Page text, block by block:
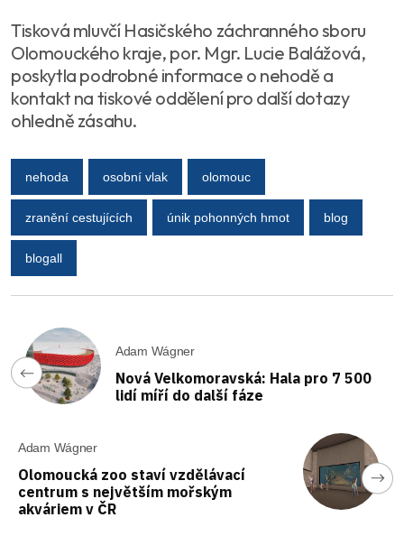
Tisková mluvčí Hasičského záchranného sboru
Olomouckého kraje, por. Mgr. Lucie Balážová,
poskytla podrobné informace o nehodě a
kontakt na tiskové oddělení pro další dotazy
ohledně zásahu.
nehoda osobní vlak olomouc
zranění cestujících únik pohonných hmot blog
blogall
Adam Wágner
Nová Velkomoravská: Hala pro 7 500
lidí míří do další fáze
Adam Wágner
Olomoucká zoo staví vzdělávací
centrum s největším mořským
akváriem v ČR